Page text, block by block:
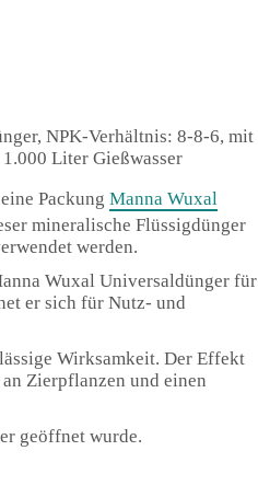
NPK-Verhältnis: 8-8-6, mit
Liter Gießwasser
Packung Manna Wuxal
mineralische Flüssigdünger
werden.
Wuxal Universaldünger für
er sich für Nutz- und
Wirksamkeit. Der Effekt
Zierpflanzen und einen
geöffnet wurde.